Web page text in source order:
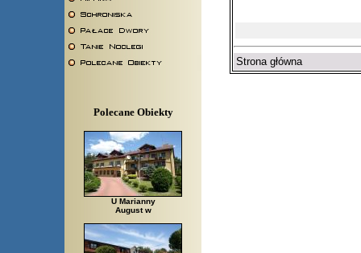
Polecane Obiekty
U Marianny
August w
Strona główna